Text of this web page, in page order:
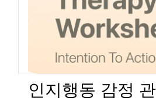
인지행동 감정